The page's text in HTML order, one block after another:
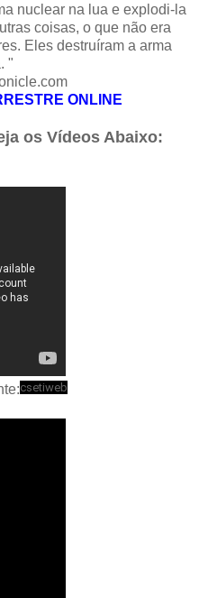
nuclear na lua e explodi-la
coisas, o que não era
Eles destruíram a arma
"
ONLINE
os Vídeos Abaixo:
csetiweb